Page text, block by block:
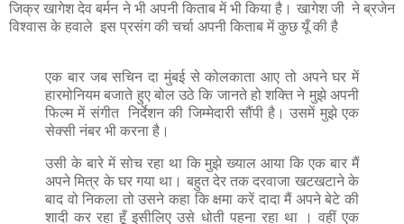
जिक्र खागेश देव बर्मन ने भी अपनी किताब में भी किया है। खागेश जी ने ब्रजेन
विश्वास के हवाले इस प्रसंग की चर्चा अपनी किताब में कुछ यूँ की है
एक बार जब सचिन दा मुंबई से कोलकाता आए तो अपने घर में
हारमोनियम बजाते हुए बोल उठे कि जानते हो शक्ति ने मुझे अपनी
फिल्म में संगीत निर्देशन की जिम्मेदारी सौंपी है। उसमें मुझे एक
सेक्सी नंबर भी करना है।
उसी के बारे में सोच रहा था कि मुझे ख्याल आया कि एक बार मैं
अपने मित्र के घर गया था। बहुत देर तक दरवाजा खटखटाने के
बाद वो निकला तो उसने कहा कि क्षमा करें दादा मैं अपने बेटे की
शादी कर रहा हूँ इसीलिए उसे धोती पहना रहा था । वहीं एक